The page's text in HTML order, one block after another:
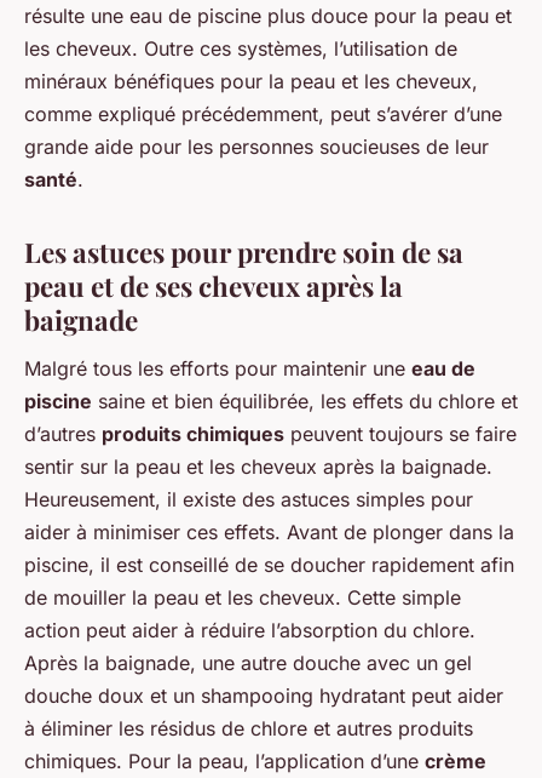
résulte une eau de piscine plus douce pour la peau et
les cheveux. Outre ces systèmes, l’utilisation de
minéraux bénéfiques pour la peau et les cheveux,
comme expliqué précédemment, peut s’avérer d’une
grande aide pour les personnes soucieuses de leur
santé.
Les astuces pour prendre soin de sa
peau et de ses cheveux après la
baignade
Malgré tous les efforts pour maintenir une eau de
piscine saine et bien équilibrée, les effets du chlore et
d’autres produits chimiques peuvent toujours se faire
sentir sur la peau et les cheveux après la baignade.
Heureusement, il existe des astuces simples pour
aider à minimiser ces effets. Avant de plonger dans la
piscine, il est conseillé de se doucher rapidement afin
de mouiller la peau et les cheveux. Cette simple
action peut aider à réduire l’absorption du chlore.
Après la baignade, une autre douche avec un gel
douche doux et un shampooing hydratant peut aider
à éliminer les résidus de chlore et autres produits
chimiques. Pour la peau, l’application d’une crème